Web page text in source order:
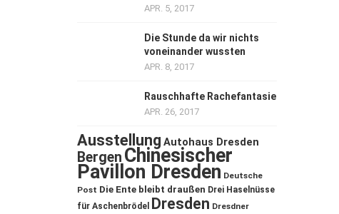
APR. 5, 2017
Die Stunde da wir nichts
voneinander wussten
APR. 8, 2017
Rauschhafte Rachefantasie
APR. 26, 2017
Ausstellung Autohaus Dresden
Bergen Chinesischer
Pavillon Dresden Deutsche
Post Die Ente bleibt draußen Drei Haselnüsse
für Aschenbrödel
Dresden Dresdner